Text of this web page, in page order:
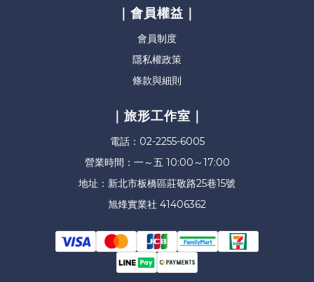
｜會員權益｜
會員制度
隱私權政策
條款與細則
｜旅形工作室｜
電話：02-2255-6005
營業時間：一～五 10:00～17:00
地址：新北市板橋區莊敬路25巷15號
旭烽實業社 41406362